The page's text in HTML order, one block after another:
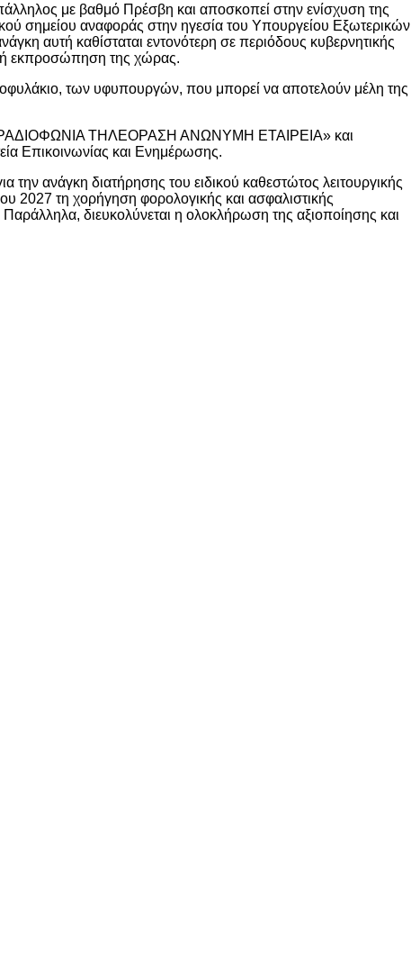
με βαθμό Πρέσβη και αποσκοπεί στην ενίσχυση της
σημείου αναφοράς στην ηγεσία του Υπουργείου Εξωτερικών
αυτή καθίσταται εντονότερη σε περιόδους κυβερνητικής
εκπροσώπηση της χώρας.
των υφυπουργών, που μπορεί να αποτελούν μέλη της
ΡΑΔΙΟΦΩΝΙΑ ΤΗΛΕΟΡΑΣΗ ΑΝΩΝΥΜΗ ΕΤΑΙΡΕΙΑ» και
και Ενημέρωσης.
ανάγκη διατήρησης του ειδικού καθεστώτος λειτουργικής
2027 τη χορήγηση φορολογικής και ασφαλιστικής
διευκολύνεται η ολοκλήρωση της αξιοποίησης και